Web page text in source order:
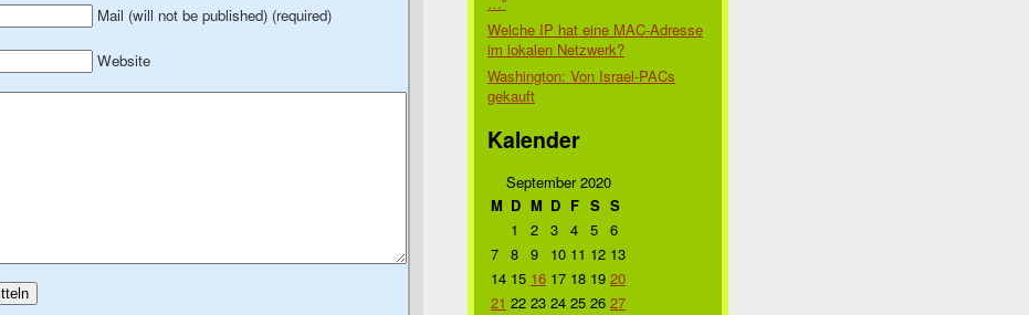
Mail (will not be published) (required)
Website
Welche IP hat eine MAC-Adresse
im lokalen Netzwerk?
Washington: Von Israel-PACs
gekauft
Kalender
September 2020
M D M D F S S
1
2 3 4 5 6
7 8 9 10 11 12 13
14 15 16 17 18 19 20
21 22 23 24 25 26 27